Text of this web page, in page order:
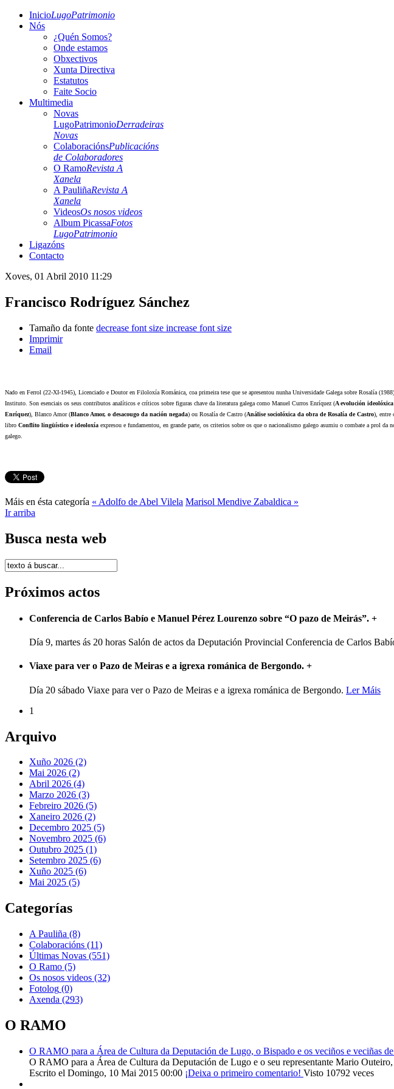
InicioLugoPatrimonio
Nós
¿Quén Somos?
Onde estamos
Obxectivos
Xunta Directiva
Estatutos
Faite Socio
Multimedia
Novas
LugoPatrimonioDerradeiras
Novas
ColaboraciónsPublicacións
de Colaboradores
O RamoRevista A
Xanela
A PauliñaRevista A
Xanela
VideosOs nosos videos
Album PicassaFotos
LugoPatrimonio
Ligazóns
Contacto
Xoves, 01 Abril 2010 11:29
Francisco Rodríguez Sánchez
Tamaño da fonte decrease font size increase font size
Imprimir
Email
Nado en Ferrol (22-XI-1945), Licenciado e Doutor en Filoloxía Románica, coa primeira tese que se apresentou nunha Universidade Galega sobre Rosalía
Instituto. Son esenciais os seus contributos analíticos e críticos sobre figuras chave da literatura galega como Manuel Curros Enríquez (A evolución
Enríquez), Blanco Amor (Blanco Amor, o desacougo da nación negada) ou Rosalía de Castro (Análise sociolóxica da obra de Rosalía de Castro), entre
libro Conflito lingüístico e ideoloxía expresou e fundamentou, en grande parte, os criterios sobre os que o nacionalismo galego asumiu o combate a prol da
galego.
Máis en ésta categoría « Adolfo de Abel Vilela Marisol Mendive Zabaldica »
Ir arriba
Busca nesta web
Próximos actos
Conferencia de Carlos Babío e Manuel Pérez Lourenzo sobre “O pazo de Meirás”. +
Día 9, martes ás 20 horas Salón de actos da Deputación Provincial Conferencia de Carlos
Viaxe para ver o Pazo de Meiras e a igrexa románica de Bergondo. +
Día 20 sábado Viaxe para ver o Pazo de Meiras e a igrexa románica de Bergondo. Ler Máis
1
Arquivo
Xuño 2026 (2)
Mai 2026 (2)
Abril 2026 (4)
Marzo 2026 (3)
Febreiro 2026 (5)
Xaneiro 2026 (2)
Decembro 2025 (5)
Novembro 2025 (6)
Outubro 2025 (1)
Setembro 2025 (6)
Xuño 2025 (6)
Mai 2025 (5)
Categorías
A Pauliña (8)
Colaboracións (11)
Últimas Novas (551)
O Ramo (5)
Os nosos videos (32)
Fotolog (0)
Axenda (293)
O RAMO
O RAMO para a Área de Cultura da Deputación de Lugo, o Bispado e os veciños e veciñas
O RAMO para a Área de Cultura da Deputación de Lugo e o seu representante Mario
Escrito el Domingo, 10 Mai 2015 00:00 ¡Deixa o primeiro comentario! Visto 10792 veces